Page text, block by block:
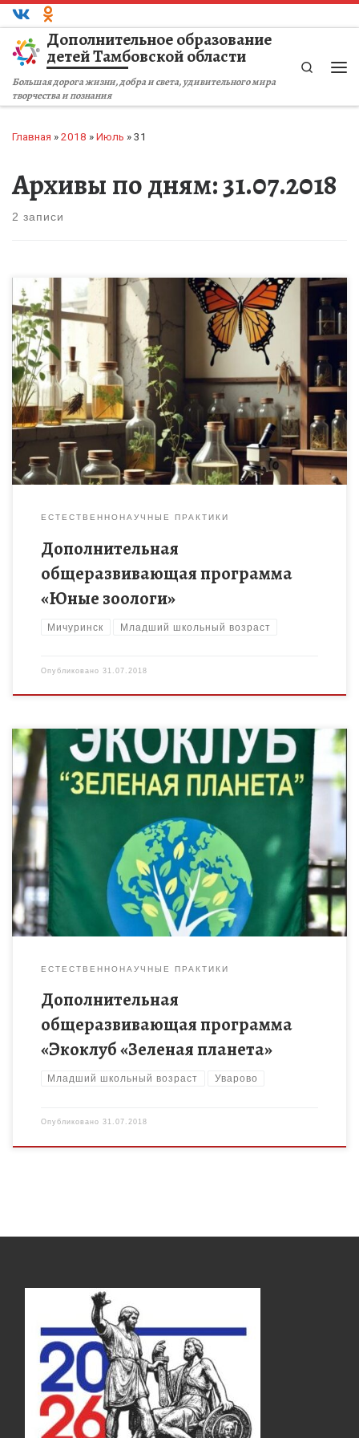
Перейти к содержимому
Дополнительное образование
детей Тамбовской области
Большая дорога жизни, добра и света, удивительного мира
творчества и познания
Search
Главная » 2018 » Июль » 31
Архивы по дням:31.07.2018
2 записи
Формирование у детей младшего школьного возраста
базовых знаний о многообразии животного мира
ЕСТЕСТВЕННОНАУЧНЫЕ ПРАКТИКИ
Дополнительная
общеразвивающая программа
«Юные зоологи»
Мичуринск Младший школьный возраст
Опубликовано 31.07.2018
Дополнительная общеобразовательная общеразвивающая
программа по экологическому краеведению для детей
младшего школьного возраста
ЕСТЕСТВЕННОНАУЧНЫЕ ПРАКТИКИ
Дополнительная
общеразвивающая программа
«Экоклуб «Зеленая планета»
Младший школьный возраст Уварово
Опубликовано 31.07.2018